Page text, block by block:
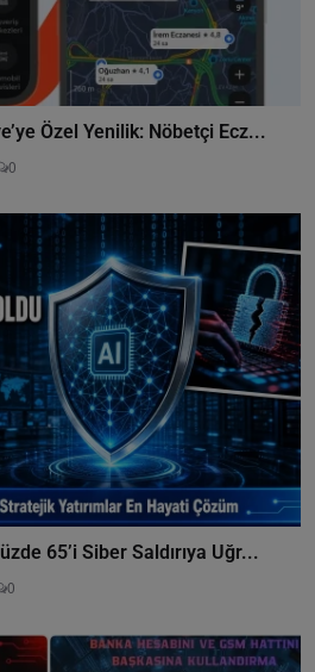
Özel Yenilik: Nöbetçi Ecz...
0
65’i Siber Saldırıya Uğr...
0